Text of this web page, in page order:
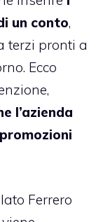
un conto,
terzi pronti a
Ecco
l’azienda
Ferrero